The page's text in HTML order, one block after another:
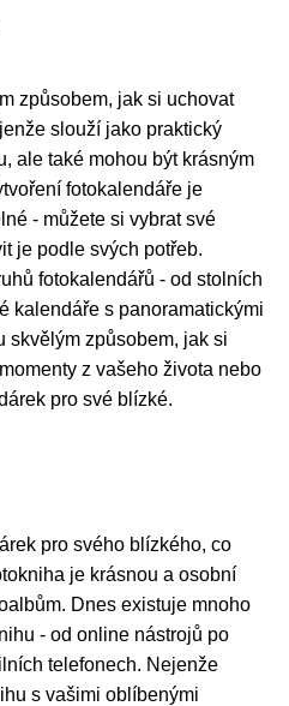
způsobem, jak si uchovat
slouží jako praktický
ale také mohou být krásným
fotokalendáře je
- můžete si vybrat své
je podle svých potřeb.
fotokalendářů - od stolních
kalendáře s panoramatickými
skvělým způsobem, jak si
z vašeho života nebo
pro své blízké.
pro svého blízkého, co
je krásnou a osobní
Dnes existuje mnoho
- od online nástrojů po
telefonech. Nejenže
s vašimi oblíbenými